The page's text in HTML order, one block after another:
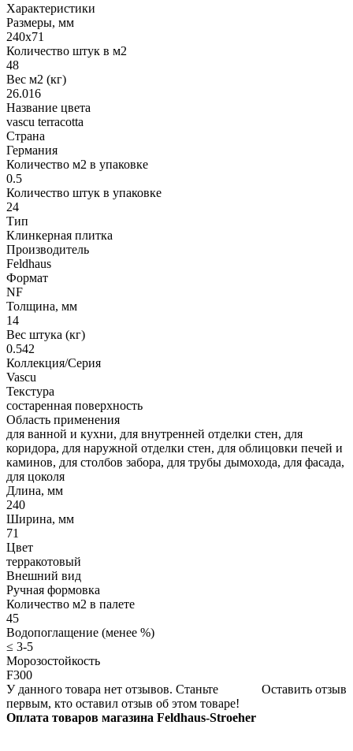
Характеристики
Размеры, мм
240x71
Количество штук в м2
48
Вес м2 (кг)
26.016
Название цвета
vascu terracotta
Страна
Германия
Количество м2 в упаковке
0.5
Количество штук в упаковке
24
Тип
Клинкерная плитка
Производитель
Feldhaus
Формат
NF
Толщина, мм
14
Вес штука (кг)
0.542
Коллекция/Серия
Vascu
Текстура
состаренная поверхность
Область применения
для ванной и кухни, для внутренней отделки стен, для
коридора, для наружной отделки стен, для облицовки печей и
каминов, для столбов забора, для трубы дымохода, для фасада,
для цоколя
Длина, мм
240
Ширина, мм
71
Цвет
терракотовый
Внешний вид
Ручная формовка
Количество м2 в палете
45
Водопоглащение (менее %)
≤ 3-5
Морозостойкость
F300
Оставить отзыв
У данного товара нет отзывов. Станьте
первым, кто оставил отзыв об этом товаре!
Оплата товаров магазина Feldhaus-Stroeher